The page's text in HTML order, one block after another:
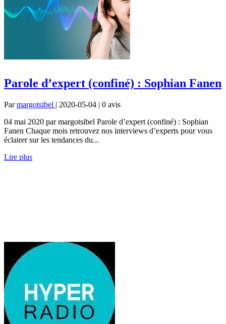
Parole d’expert (confiné) : Sophian Fanen
Parmargotsibel | 2020-05-04 | 0 avis
04 mai 2020 par margotsibel Parole d’expert (confiné) : Sophian
Fanen Chaque mois retrouvez nos interviews d’experts pour vous
éclairer sur les tendances du...
Lire plus